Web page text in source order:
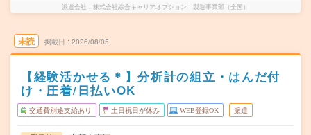
派遣会社 株式会社綜合キャリアオプション 製造事業部（全国）
未読 掲載日 2026/08/05
【経験活かせる＊】分析計の組立・はんだ付
け・圧着/日払いOK
交通費別途支給あり 土日祝日が休み WEB登録OK 派遣